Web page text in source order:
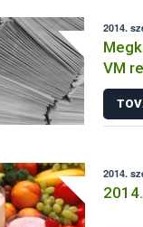
2014.
VM
2014.